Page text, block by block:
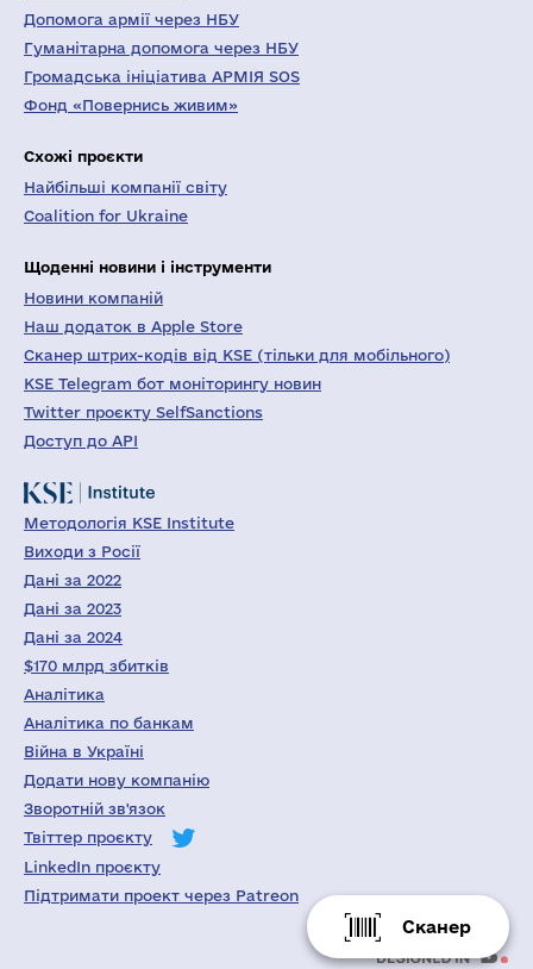
Сканер
Допомога армії через НБУ
Гуманітарна допомога через НБУ
Громадська ініціатива АРМІЯ SOS
Фонд «Повернись живим»
Схожі проєкти
Найбільші компанії світу
Coalition for Ukraine
Щоденні новини і інструменти
Новини компаній
Наш додаток в Apple Store
Сканер штрих-кодів від KSE (тільки для мобільного)
KSE Telegram бот моніторингу новин
Twitter проєкту SelfSanctions
Доступ до API
Методологія KSE Institute
Виходи з Росії
Дані за 2022
Дані за 2023
Дані за 2024
$170 млрд збитків
Аналітика
Аналітика по банкам
Війна в Україні
Додати нову компанію
Зворотній зв'язок
Твіттер проєкту
LinkedIn проєкту
Підтримати проект через Patreon